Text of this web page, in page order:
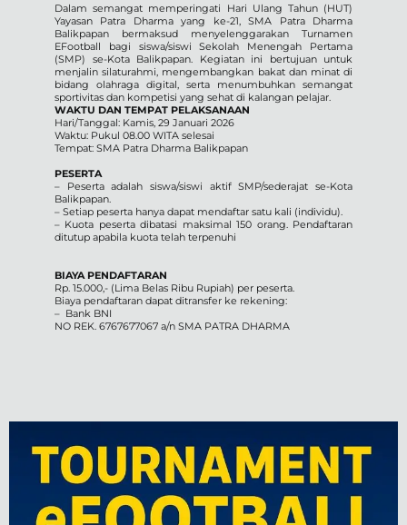
Dalam semangat memperingati Hari Ulang Tahun (HUT)
Yayasan Patra Dharma yang ke-21, SMA Patra Dharma
Balikpapan bermaksud menyelenggarakan Turnamen
EFootball bagi siswa/siswi Sekolah Menengah Pertama
(SMP) se-Kota Balikpapan. Kegiatan ini bertujuan untuk
menjalin silaturahmi, mengembangkan bakat dan minat di
bidang olahraga digital, serta menumbuhkan semangat
sportivitas dan kompetisi yang sehat di kalangan pelajar.
WAKTU DAN TEMPAT PELAKSANAAN
Hari/Tanggal: Kamis, 29 Januari 2026
Waktu: Pukul 08.00 WITA selesai
Tempat: SMA Patra Dharma Balikpapan
PESERTA
– Peserta adalah siswa/siswi aktif SMP/sederajat se-Kota
Balikpapan.
– Setiap peserta hanya dapat mendaftar satu kali (individu).
– Kuota peserta dibatasi maksimal 150 orang. Pendaftaran
ditutup apabila kuota telah terpenuhi
BIAYA PENDAFTARAN
Rp. 15.000,- (Lima Belas Ribu Rupiah) per peserta.
Biaya pendaftaran dapat ditransfer ke rekening:
– Bank BNI
NO REK. 6767677067 a/n SMA PATRA DHARMA